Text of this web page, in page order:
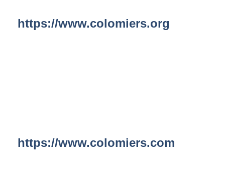
https://www.colomiers.org
https://www.colomiers.com